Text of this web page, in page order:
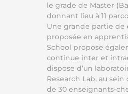
le grade de Master
donnant lieu à 11
Une grande partie de
proposée en
School propose
continue inter et
dispose d’un
Research Lab, au
de 30 enseignants-